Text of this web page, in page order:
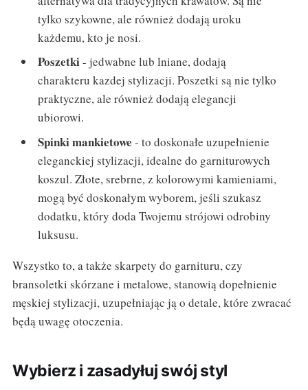
tylko szykowne, ale również dodają uroku
każdemu, kto je nosi.
Poszetki- jedwabne lub lniane, dodają
charakteru kazdej stylizacji. Poszetki są nie tylko
praktyczne, ale również dodają elegancji
ubiorowi.
Spinki mankietowe - to doskonałe uzupełnienie
eleganckiej stylizacji, idealne do garniturowych
koszul. Złote, srebrne, z kolorowymi kamieniami,
mogą być doskonałym wyborem, jeśli szukasz
dodatku, który doda Twojemu strójowi odrobiny
luksusu.
Wszystko to, a także skarpety do garnituru, czy
bransoletki skórzane i metalowe, stanowią dopełnienie
męskiej stylizacji, uzupełniając ją o detale, które zwracać
będą uwagę otoczenia.
Wybierz i zasadyłuj swój styl